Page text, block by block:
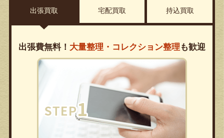
出張買取 宅配買取 持込買取
出張費無料！ 大量整理・コレクション整理 も歓迎